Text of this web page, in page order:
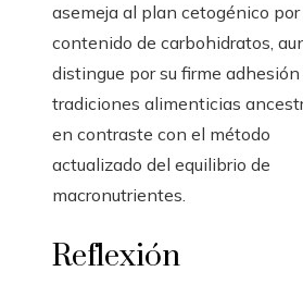
asemeja al plan cetogénico por
contenido de carbohidratos,
distingue por su firme adhesión
tradiciones alimenticias
en contraste con el método
actualizado del equilibrio de
macronutrientes.
Reflexión